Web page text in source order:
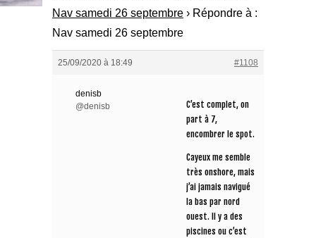
Nav samedi 26 septembre › Répondre à :
Nav samedi 26 septembre
25/09/2020 à 18:49 #1108
denisb
@denisb
C’est complet, on
part à 7,
encombrer le spot.
Cayeux me semble
très onshore, mais
j’ai jamais navigué
la bas par nord
ouest. Il y a des
piscines ou c’est